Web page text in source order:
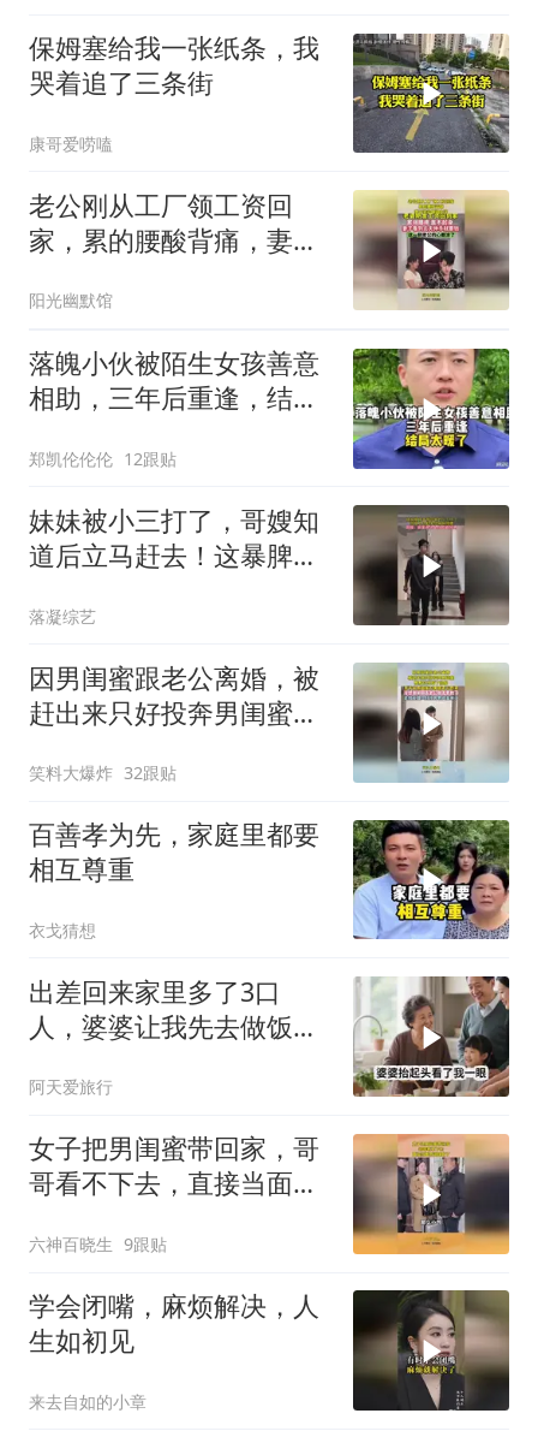
保姆塞给我一张纸条，我
哭着追了三条街
康哥爱唠嗑
老公刚从工厂领工资回
家，累的腰酸背痛，妻子
阳光幽默馆
落魄小伙被陌生女孩善意
相助，三年后重逢，结局
郑凯伦伦伦 12跟贴
妹妹被小三打了，哥嫂知
道后立马赶去！这暴脾
落凝综艺
因男闺蜜跟老公离婚，被
赶出来只好投奔男闺蜜，
笑料大爆炸 32跟贴
百善孝为先，家庭里都要
相互尊重
衣戈猜想
出差回来家里多了3口
人，婆婆让我先去做饭，
阿天爱旅行
女子把男闺蜜带回家，哥
哥看不下去，直接当面教
六神百晓生 9跟贴
学会闭嘴，麻烦解决，人
生如初见
来去自如的小章